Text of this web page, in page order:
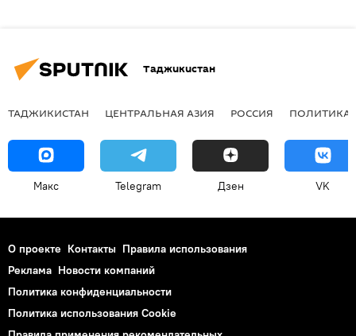
Таджикистан
ТАДЖИКИСТАН ЦЕНТРАЛЬНАЯ АЗИЯ РОССИЯ ПОЛИТИКА
Макс Telegram Дзен VK
О проекте Контакты Правила использования
Реклама Новости компаний
Политика конфиденциальности
Политика использования Cookie